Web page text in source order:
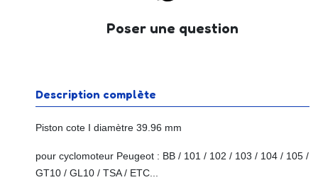
Poser une question
Description complète
Piston cote I diamètre 39.96 mm
pour cyclomoteur Peugeot : BB / 101 / 102 / 103 / 104 / 105 /
GT10 / GL10 / TSA / ETC...